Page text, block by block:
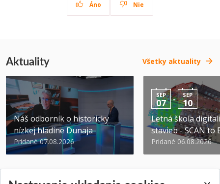
Áno Nie
Aktuality Všetky aktuality
Náš odborník o historicky
nízkej hladine Dunaja
Pridané 07.08.2026
SEP
07 - SEP
10
Letná škola
stavieb - SCAN to
Pridané 06.08.2026